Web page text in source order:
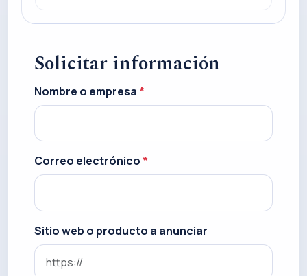
Solicitar información
Nombre o empresa *
Correo electrónico *
Sitio web o producto a anunciar